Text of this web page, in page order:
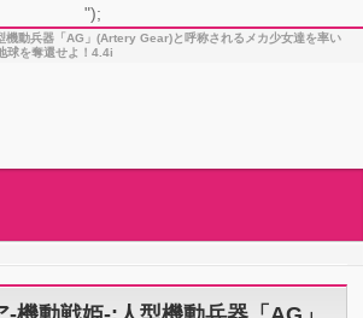
");
機動兵器「AG」(Artery Gear)と呼称されるメカ少女達を率い
球を奪還せよ！4.4i